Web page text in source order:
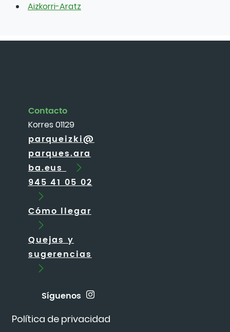
Aizkorri-Aratz
Política de privacidad
Contacto
Korres 01129
parqueizki@
parques.ara
ba.eus
945 41 05 02
Cómo llegar
Quejas y
sugerencias
Síguenos